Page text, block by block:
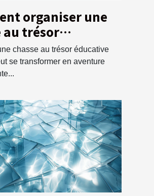
organiser une
au trésor
pour enfants à
chasse au trésor éducative
se transformer en aventure